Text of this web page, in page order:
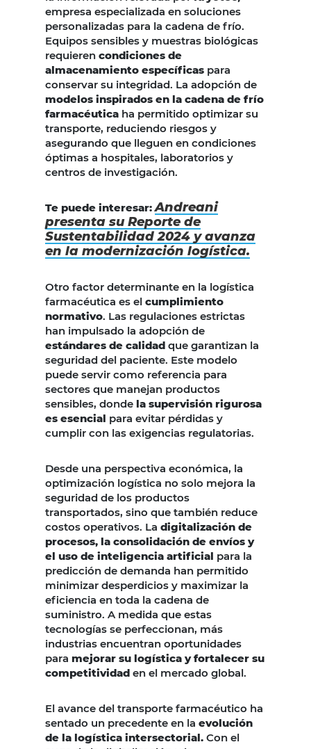
empresa especializada en soluciones
personalizadas para la cadena de frío.
Equipos sensibles y muestras biológicas
requieren condiciones de
almacenamiento específicas para
conservar su integridad. La adopción de
modelos inspirados en la cadena de frío
farmacéutica ha permitido optimizar su
transporte, reduciendo riesgos y
asegurando que lleguen en condiciones
óptimas a hospitales, laboratorios y
centros de investigación.
Te puede interesar: Andreani
presenta su Reporte de
Sustentabilidad 2024 y avanza
en la modernización logística.
Otro factor determinante en la logística
farmacéutica es el cumplimiento
normativo. Las regulaciones estrictas
han impulsado la adopción de
estándares de calidad que garantizan la
seguridad del paciente. Este modelo
puede servir como referencia para
sectores que manejan productos
sensibles, donde la supervisión rigurosa
es esencial para evitar pérdidas y
cumplir con las exigencias regulatorias.
Desde una perspectiva económica, la
optimización logística no solo mejora la
seguridad de los productos
transportados, sino que también reduce
costos operativos. La digitalización de
procesos, la consolidación de envíos y
el uso de inteligencia artificial para la
predicción de demanda han permitido
minimizar desperdicios y maximizar la
eficiencia en toda la cadena de
suministro. A medida que estas
tecnologías se perfeccionan, más
industrias encuentran oportunidades
para mejorar su logística y fortalecer su
competitividad en el mercado global.
El avance del transporte farmacéutico ha
sentado un precedente en la evolución
de la logística intersectorial. Con el